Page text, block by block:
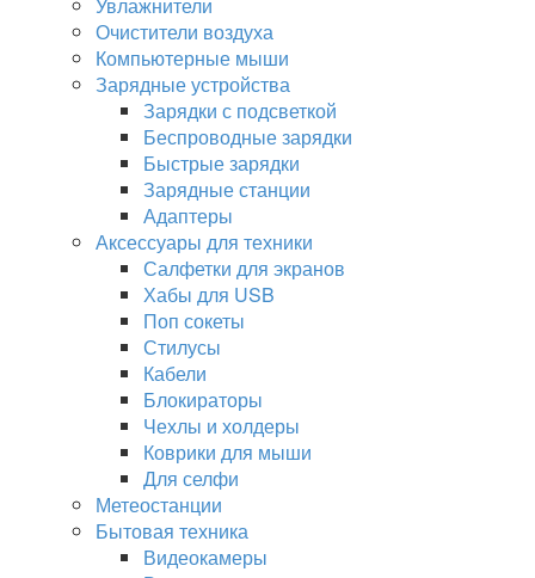
Очистители воздуха
Компьютерные мыши
Зарядные устройства
Зарядки с подсветкой
Беспроводные зарядки
Быстрые зарядки
Зарядные станции
Адаптеры
Аксессуары для техники
Салфетки для экранов
Хабы для USB
Поп сокеты
Стилусы
Кабели
Блокираторы
Чехлы и холдеры
Коврики для мыши
Для селфи
Метеостанции
Бытовая техника
Видеокамеры